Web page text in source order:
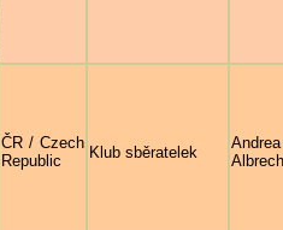
ČR / Czech
Republic
Klub sběratelek
Andrea